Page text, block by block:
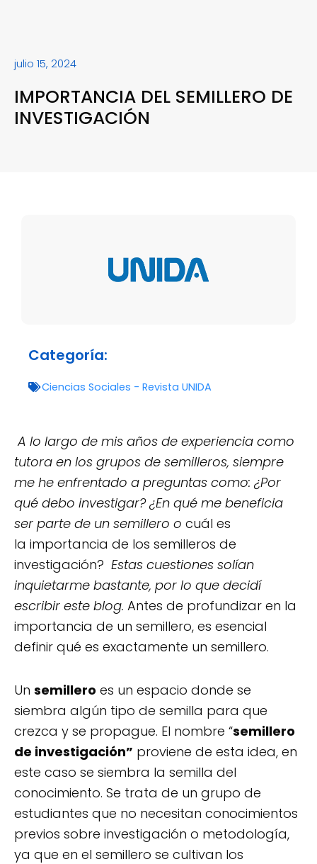
julio 15, 2024
IMPORTANCIA DEL SEMILLERO DE
INVESTIGACIÓN
Categoría:
Ciencias Sociales - Revista UNIDA
A lo largo de mis años de experiencia como
tutora en los grupos de semilleros, siempre
me he enfrentado a preguntas como: ¿Por
qué debo investigar? ¿En qué me beneficia
ser parte de un semillero o cuál es
la importancia de los semilleros de
investigación? Estas cuestiones solían
inquietarme bastante, por lo que decidí
escribir este blog. Antes de profundizar en la
importancia de un semillero, es esencial
definir qué es exactamente un semillero.
Un semillero es un espacio donde se
siembra algún tipo de semilla para que
crezca y se propague. El nombre “semillero
de investigación” proviene de esta idea, en
este caso se siembra la semilla del
conocimiento. Se trata de un grupo de
estudiantes que no necesitan conocimientos
previos sobre investigación o metodología,
ya que en el semillero se cultivan los